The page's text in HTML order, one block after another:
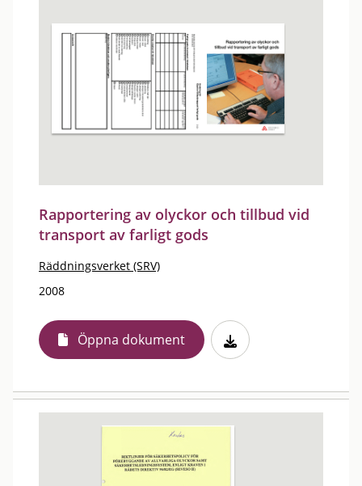
Rapportering av olyckor och tillbud vid
transport av farligt gods
Räddningsverket (SRV)
2008
Öppna dokument